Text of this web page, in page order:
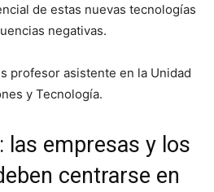
de estas nuevas tecnologías
negativas.
profesor asistente en la Unidad
y Tecnología.
las empresas y los
centrarse en